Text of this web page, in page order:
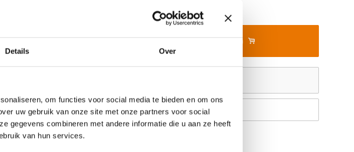
Details Over
om functies voor social media te bieden en om ons
uw gebruik van onze site met onze partners voor social
gegevens combineren met andere informatie die u aan ze heeft
van hun services.
In mijn winkelwagen
Op verlanglijstje